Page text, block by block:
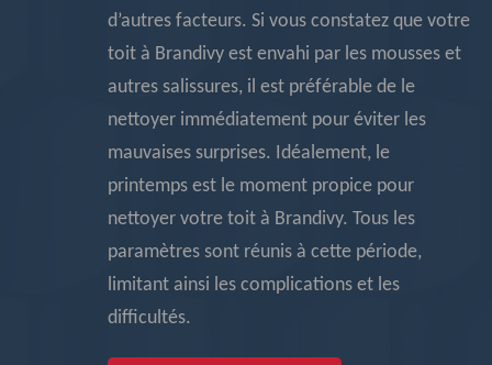
d’autres facteurs. Si vous constatez que votre
toit à Brandivy est envahi par les mousses et
autres salissures, il est préférable de le
nettoyer immédiatement pour éviter les
mauvaises surprises. Idéalement, le
printemps est le moment propice pour
nettoyer votre toit à Brandivy. Tous les
paramètres sont réunis à cette période,
limitant ainsi les complications et les
difficultés.